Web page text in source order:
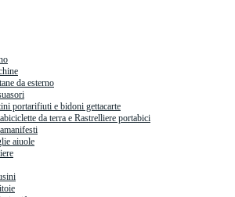
da esterno
portarifiuti e bidoni gettacarte
da terra e Rastrelliere portabici
aiuole